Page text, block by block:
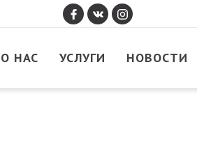
О НАС УСЛУГИ НОВОСТИ